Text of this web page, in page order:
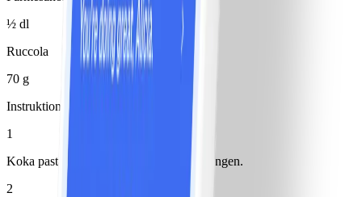
½ dl
Ruccola
70 g
Instruktioner
1
Koka pasta enligt anvisning på förpackningen.
2